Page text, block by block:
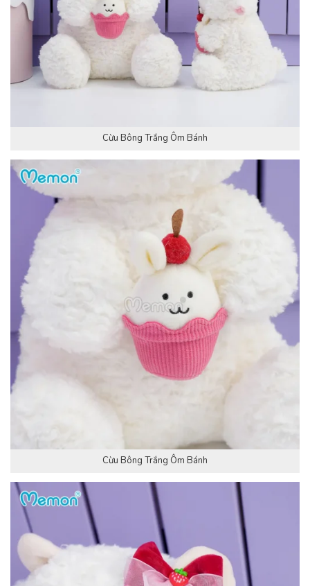
Cừu Bông Trắng Ôm Bánh
Cừu Bông Trắng Ôm Bánh